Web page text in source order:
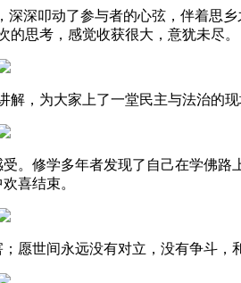
叩动了参与者的心弦，伴着思
思考，感觉收获很大，意犹未尽。
，为大家上了一堂民主与法治的
修学多年者发现了自己在学佛
喜结束。
世间永远没有对立，没有争斗，